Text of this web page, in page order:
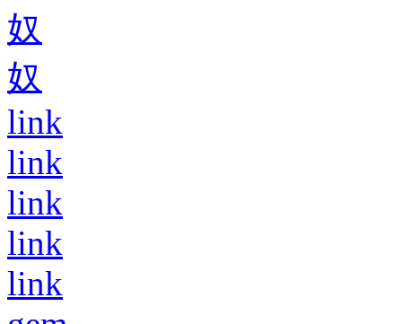
奴
奴
link
link
link
link
link